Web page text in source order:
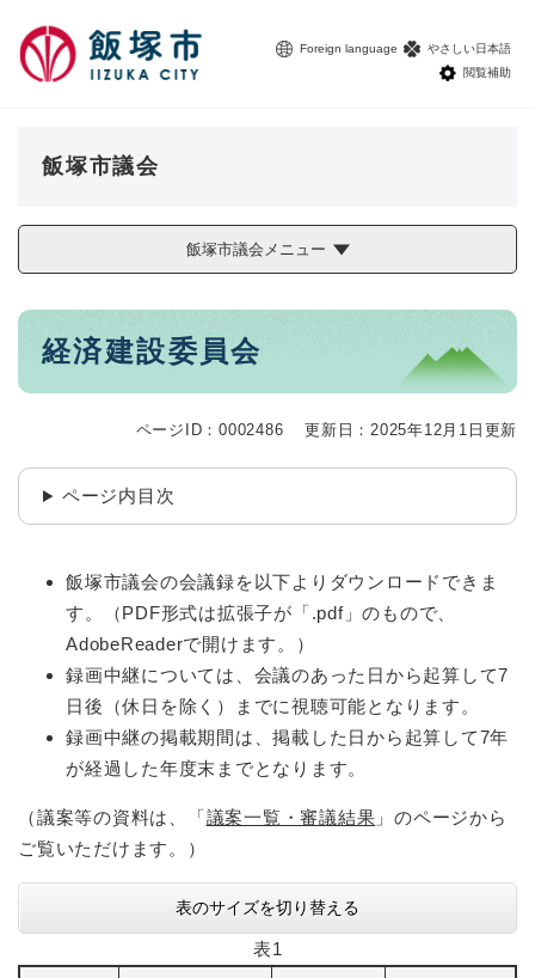
Foreign language
やさしい日本語
閲覧補助
飯塚市議会
飯塚市議会メニュー
本
経済建設委員会
ページID：0002486 更新日：2025年12月1日更新
ページ内目次
飯塚市議会の会議録を以下よりダウンロードできま
す。（PDF形式は拡張子が「.pdf」のもので、
AdobeReaderで開けます。）
録画中継については、会議のあった日から起算して7
日後（休日を除く）までに視聴可能となります。
録画中継の掲載期間は、掲載した日から起算して7年
が経過した年度末までとなります。
（議案等の資料は、「議案一覧・審議結果 」のページから
ご覧いただけます。）
表のサイズを切り替える
表1